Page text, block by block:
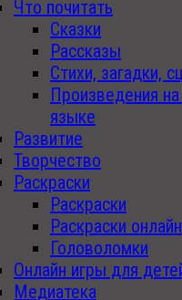
Что почитать
Сказки
Рассказы
Стихи, загадки,
Произведения
языке
Развитие
Творчество
Раскраски
Раскраски
Раскраски онлайн
Головоломки
Онлайн игры для
Медиатека